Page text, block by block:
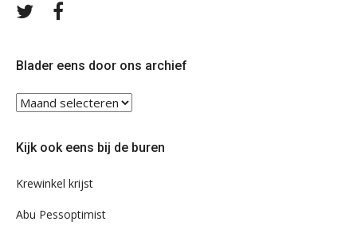
Volg
Blader eens door ons archief
Blader
eens
ons
Kijk ook eens bij de buren
Krewinkel krijst
Abu Pessoptimist